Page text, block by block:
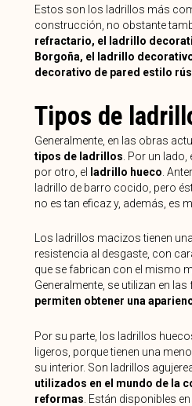
Estos son los ladrillos más
construcción, no obstante
refractario, el ladrillo
Borgoña, el ladrillo
decorativo de pared estilo
Tipos de
Generalmente, en las obras
tipos de ladrillos . Por un lado,
por otro, el
ladrillo hueco .
ladrillo de barro cocido, pero
no es tan eficaz y, además, es
Los ladrillos macizos tienen
resistencia al desgaste, con
que se fabrican con el mismo
Generalmente, se utilizan en
permiten obtener una
Por su parte, los ladrillos
ligeros, porque tienen una
su interior. Son ladrillos
utilizados en el mundo de la
reformas . Están disponibles